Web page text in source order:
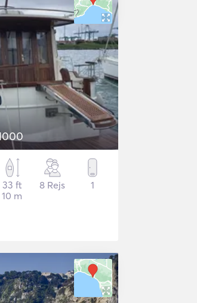
33 ft
10 m
8 Rejs 1